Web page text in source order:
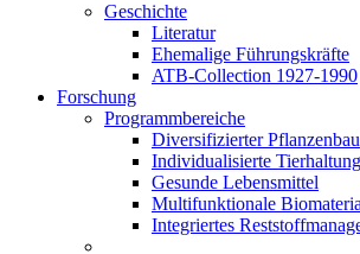
Geschichte
Literatur
Ehemalige Führungskräfte
ATB-Collection 1927-1990
Forschung
Programmbereiche
Diversifizierter Pflanzenbau
Individualisierte Tierhaltung
Gesunde Lebensmittel
Multifunktionale
Integriertes